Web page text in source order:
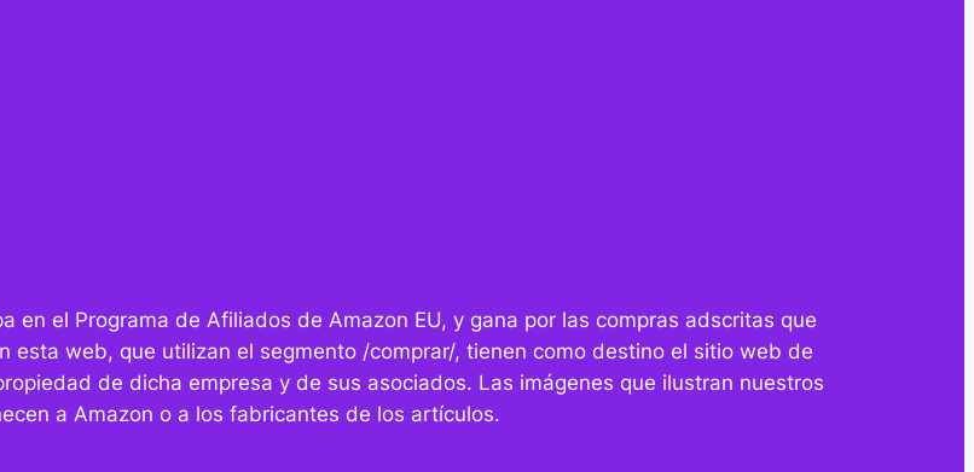
en el Programa de Afiliados de Amazon EU, y gana por las compras adscritas que
esta web, que utilizan el segmento /comprar/, tienen como destino el sitio web de
de dicha empresa y de sus asociados. Las imágenes que ilustran nuestros
a Amazon o a los fabricantes de los artículos.